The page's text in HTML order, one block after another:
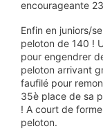
encourageante
Enfin en juniors/
peloton de 140 !
pour engendrer
peloton arrivant
faufilé pour
35è place de sa
! A court de
peloton.